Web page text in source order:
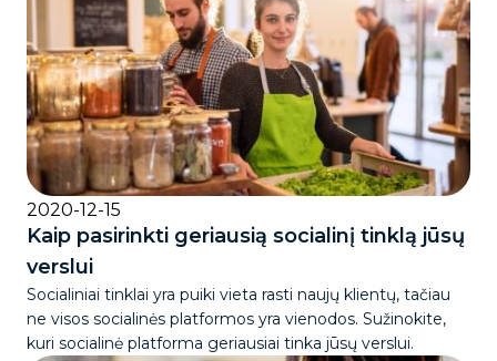
2020-12-15
Kaip pasirinkti geriausią socialinį tinklą jūsų
verslui
Socialiniai tinklai yra puiki vieta rasti naujų klientų, tačiau
ne visos socialinės platformos yra vienodos. Sužinokite,
kuri socialinė platforma geriausiai tinka jūsų verslui.